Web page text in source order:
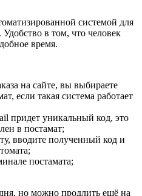
системой для
в том, что человек
время.
на сайте, вы выбираете
если такая система работает
придет уникальный код, это
в постамат;
вводите полученный код и
постамата;
но можно продлить ещё на